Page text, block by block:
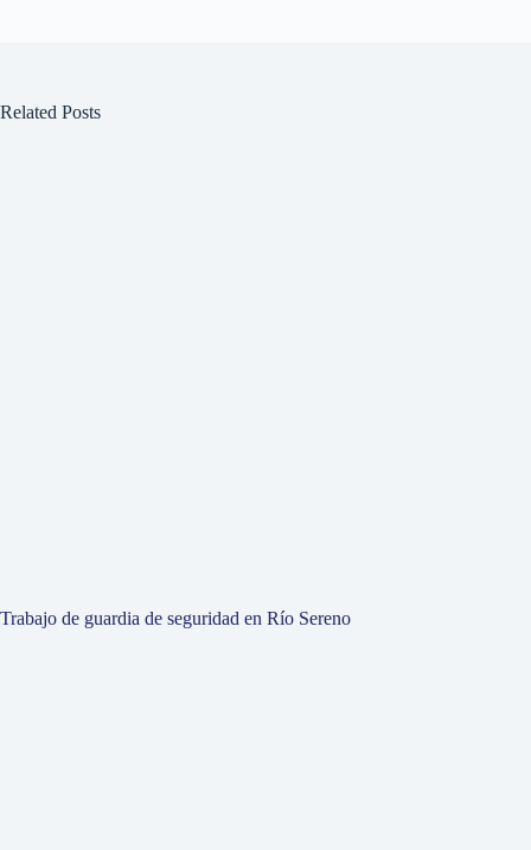
Related Posts
Trabajo de guardia de seguridad en Río Sereno